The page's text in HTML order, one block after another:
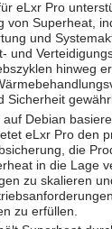
eLxr Pro
von Superheat,
und
und
hinweg
Sicherheit
Debian
eLxr Pro den
die
in die Lage
zu skalieren
zu erfüllen.